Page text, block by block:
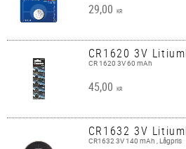
29,00 KR
CR1620 3V
CR 1620 3V 60 mAh
45,00 KR
CR1632 3V
CR1632 3V 140 mAh , Lågpris